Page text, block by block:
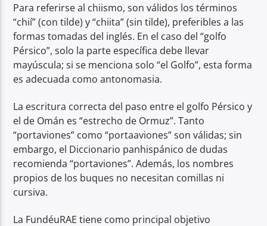
Para referirse al chiismo, son válidos los términos
“chií” (con tilde) y “chiita” (sin tilde), preferibles a las
formas tomadas del inglés. En el caso del “golfo
Pérsico”, solo la parte específica debe llevar
mayúscula; si se menciona solo “el Golfo”, esta forma
es adecuada como antonomasia.
La escritura correcta del paso entre el golfo Pérsico y
el de Omán es “estrecho de Ormuz”. Tanto
“portaviones” como “portaaviones” son válidas; sin
embargo, el Diccionario panhispánico de dudas
recomienda “portaviones”. Además, los nombres
propios de los buques no necesitan comillas ni
cursiva.
La FundéuRAE tiene como principal objetivo